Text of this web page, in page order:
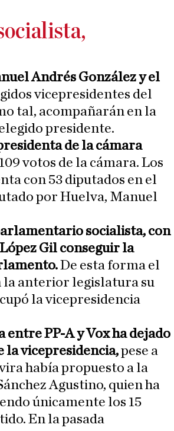
Andrés González y el
vicepresidentes del
tal, acompañarán en la
presidente.
de la cámara
votos de la cámara. Los
con 53 diputados en el
por Huelva, Manuel
socialista, con
Gil conseguir la
De esta forma el
la anterior legislatura su
la vicepresidencia
entre PP-A y Vox ha dejado
la vicepresidencia,pese a
había propuesto a la
Agustino, quien ha
únicamente los 15
En la pasada